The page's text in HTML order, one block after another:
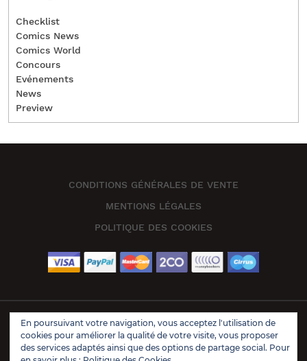
Checklist
Comics News
Comics World
Concours
Evénements
News
Preview
CONDITIONS GÉNÉRALES DE VENTE
MENTIONS LÉGALES
POLITIQUE DES COOKIES
Book Store Wordpress Theme 2021 | All Rights Reserved.
Design & Developed byVW Themes
En poursuivant votre navigation, vous acceptez l'utilisation de
cookies pour améliorer la qualité de votre visite, vous proposer
des services adaptés ainsi que des options de partage social. Pour